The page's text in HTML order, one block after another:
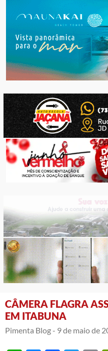
CÂMERA FLAGRA
EM ITABUNA
Pimenta Blog - 9 de maio de